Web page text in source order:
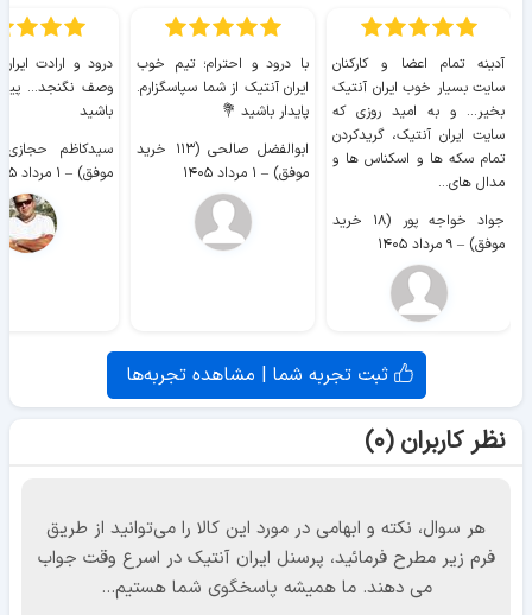
آدینه تمام اعضا و کارکنان
سایت بسیار خوب ايران آنتیک
بخیر... و به امید روزی که
سایت ايران آنتیک، گریدکردن
تمام سکه ها و اسکناس ها و
مدال های...
جواد خواجه پور (۱۸ خرید
موفق) – ۹ مرداد ۱۴۰۵
با درود و احترام؛ تیم خوب
ایران آنتیک از شما سپاسگزارم.
پایدار باشید 💐
ابوالفضل صالحی (۱۱۳ خرید
موفق) – ۱ مرداد ۱۴۰۵
درود و ارادت
وصف نگنجد...
باشید
موفق) – ۱ مرداد ۱۴۰۵
ثبت تجربه شما | مشاهده تجربه‌ها
نظر کاربران (۰)
هر سوال، نکته و ابهامی در مورد این کالا را می‌توانید از طریق
فرم زیر مطرح فرمائید، پرسنل ایران آنتیک در اسرع وقت جواب
می دهند. ما همیشه پاسخگوی شما هستیم...